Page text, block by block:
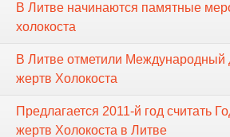
В Литве начинаются памятные
холокоста
В Литве отметили Международный
жертв Холокоста
Предлагается 2011-й год считать
жертв Холокоста в Литве